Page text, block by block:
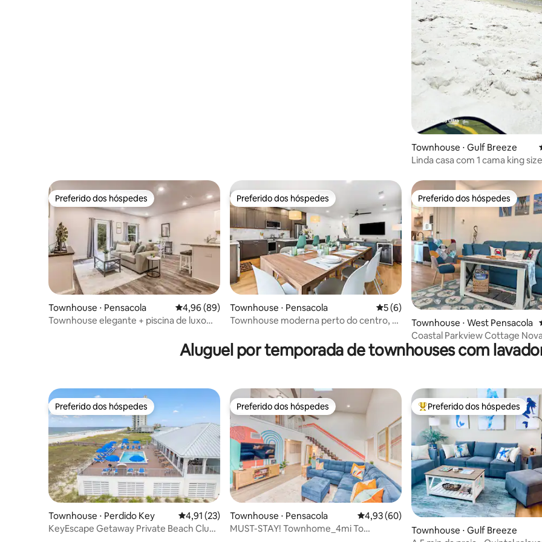
Townhouse ⋅ Gulf Breeze
Linda casa com 1 cama king
Preferido dos hóspedes
Preferido dos hóspedes
Townhouse ⋅ Pensacola 4,96 de uma avaliação média de 5, 89 avaliações
4,96 (89)
Townhouse elegante + piscina de luxo
Preferido dos hóspedes
Preferido dos hóspedes
Townhouse ⋅ Pensacola 5 de uma avaliação média de 5, 6
5 (6)
Townhouse moderna perto do centro, 8
Preferido dos hóspedes
Preferido dos hóspedes
Townhouse ⋅ West Pensacola
Coastal Parkview Cottage
lado do centro da cidade
Aluguel por temporada de townhouses com
Preferido dos hóspedes
Preferido dos hóspedes
Townhouse ⋅ Perdido Key 4,91 de uma avaliação média de 5, 23 avaliações
4,91 (23)
KeyEscape Getaway Private Beach Club/
Preferido dos hóspedes
Preferido dos hóspedes
Townhouse ⋅ Pensacola 4,93 de uma avaliação média de 5, 60
4,93 (60)
MUST-STAY! Townhome_4mi To
Entre os melhores preferidos
Preferido dos hóspedes
Townhouse ⋅ Gulf Breeze